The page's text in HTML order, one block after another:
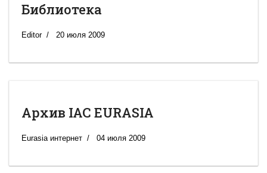
Библиотека
Editor 20 июля 2009
Архив IAC EURASIA
Eurasia интернет 04 июля 2009